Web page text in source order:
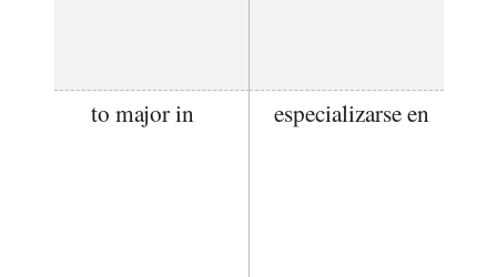
to major in especializarse en